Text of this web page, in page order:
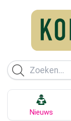
Nieuws